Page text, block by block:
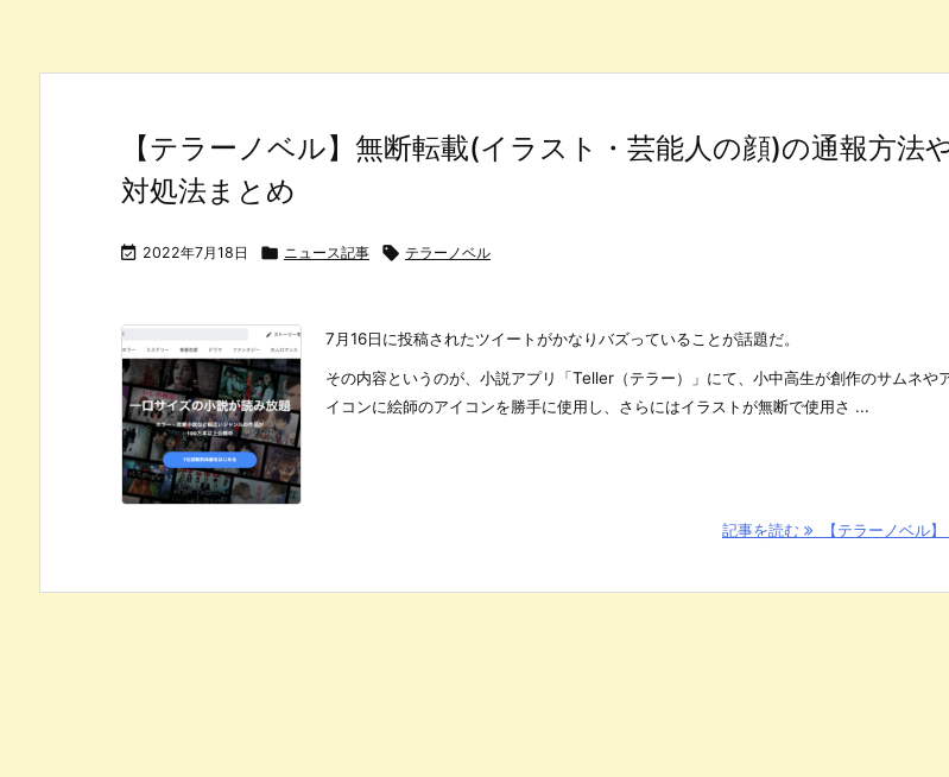
【テラーノベル】無断転載(イラスト・芸能人の顔)の通報方法
対処法まとめ
 2022年7月18日  ニュース記事  テラーノベル
7月16日に投稿されたツイートがかなりバズっていることが話題だ。
その内容というのが、小説アプリ「Teller（テラー）」にて、小中高生が創作のサムネや
イコンに絵師のアイコンを勝手に使用し、さらにはイラストが無断で使用さ ...
記事を読む 【テラーノベル】